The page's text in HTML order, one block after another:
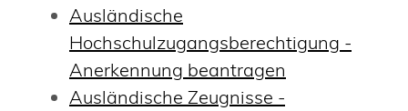
Ausländische
Hochschulzugangsberechtigung -
Anerkennung beantragen
Ausländische Zeugnisse -